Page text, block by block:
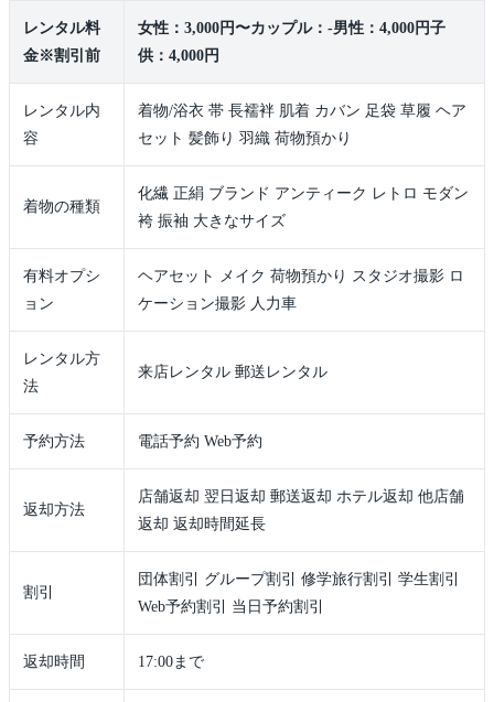
レンタル料
金※割引前
女性：3,000円〜カップル：-男性：4,000円子
供：4,000円
レンタル内
容
着物/浴衣 帯 長襦袢 肌着 カバン 足袋 草履 ヘア
セット 髪飾り 羽織 荷物預かり
着物の種類
化繊 正絹 ブランド アンティーク レトロ モダン
袴 振袖 大きなサイズ
有料オプシ
ョン
ヘアセット メイク 荷物預かり スタジオ撮影 ロ
ケーション撮影 人力車
レンタル方
法
来店レンタル 郵送レンタル
予約方法 電話予約 Web予約
返却方法
店舗返却 翌日返却 郵送返却 ホテル返却 他店舗
返却 返却時間延長
割引
団体割引 グループ割引 修学旅行割引 学生割引
Web予約割引 当日予約割引
返却時間 17:00まで